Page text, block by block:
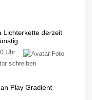
Lichterkette derzeit
Uhr
schreiben
Play Gradient